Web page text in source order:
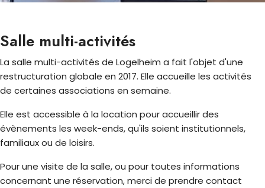
Salle multi-activités
La salle multi-activités de Logelheim a fait l'objet d'une
restructuration globale en 2017. Elle accueille les activités
de certaines associations en semaine.
Elle est accessible à la location pour accueillir des
évènements les week-ends, qu'ils soient institutionnels,
familiaux ou de loisirs.
Pour une visite de la salle, ou pour toutes informations
concernant une réservation, merci de prendre contact